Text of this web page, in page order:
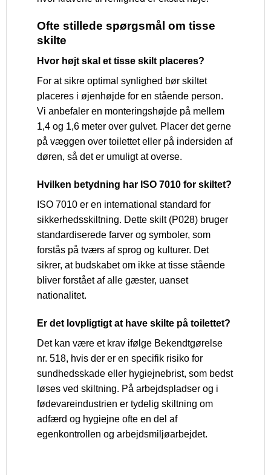
Ofte stillede spørgsmål om tisse
skilte
Hvor højt skal et tisse skilt placeres?
For at sikre optimal synlighed bør skiltet
placeres i øjenhøjde for en stående person.
Vi anbefaler en monteringshøjde på mellem
1,4 og 1,6 meter over gulvet. Placer det gerne
på væggen over toilettet eller på indersiden af
døren, så det er umuligt at overse.
Hvilken betydning har ISO 7010 for skiltet?
ISO 7010 er en international standard for
sikkerhedsskiltning. Dette skilt (P028) bruger
standardiserede farver og symboler, som
forstås på tværs af sprog og kulturer. Det
sikrer, at budskabet om ikke at tisse stående
bliver forstået af alle gæster, uanset
nationalitet.
Er det lovpligtigt at have skilte på toilettet?
Det kan være et krav ifølge Bekendtgørelse
nr. 518, hvis der er en specifik risiko for
sundhedsskade eller hygiejnebrist, som bedst
løses ved skiltning. På arbejdspladser og i
fødevareindustrien er tydelig skiltning om
adfærd og hygiejne ofte en del af
egenkontrollen og arbejdsmiljøarbejdet.